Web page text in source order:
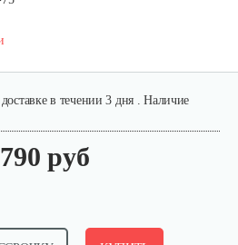
руб
в течении 3 дня . Наличие